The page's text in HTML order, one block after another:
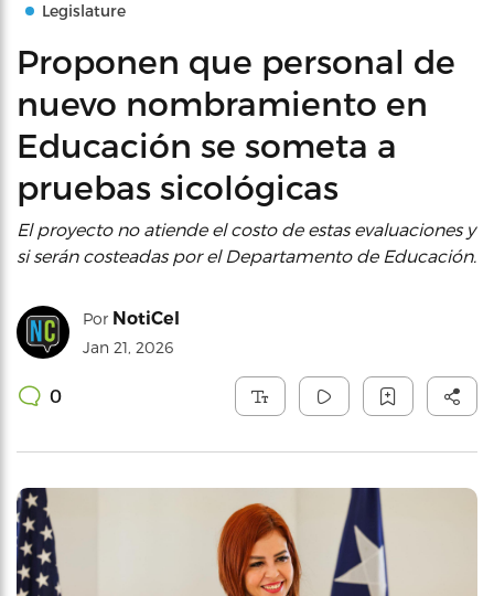
Legislature
Proponen que personal de
nuevo nombramiento en
Educación se someta a
pruebas sicológicas
El proyecto no atiende el costo de estas evaluaciones y
si serán costeadas por el Departamento de Educación.
Por NotiCel
Jan 21, 2026
0